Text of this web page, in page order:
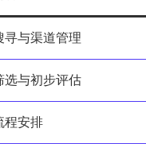
寻与渠道管理
选与初步评估
程安排